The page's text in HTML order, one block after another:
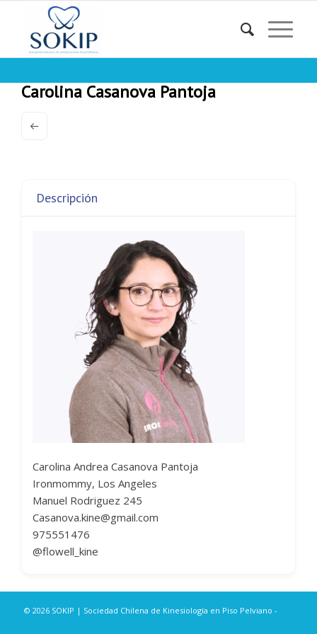
Carolina Casanova Pantoja
Descripción
Carolina Andrea Casanova Pantoja
Ironmommy, Los Angeles
Manuel Rodriguez 245
Casanova.kine@gmail.com
975551476
@flowell_kine
© 2026 SOKIP | Sociedad Chilena de Kinesiología en Piso Pelviano -